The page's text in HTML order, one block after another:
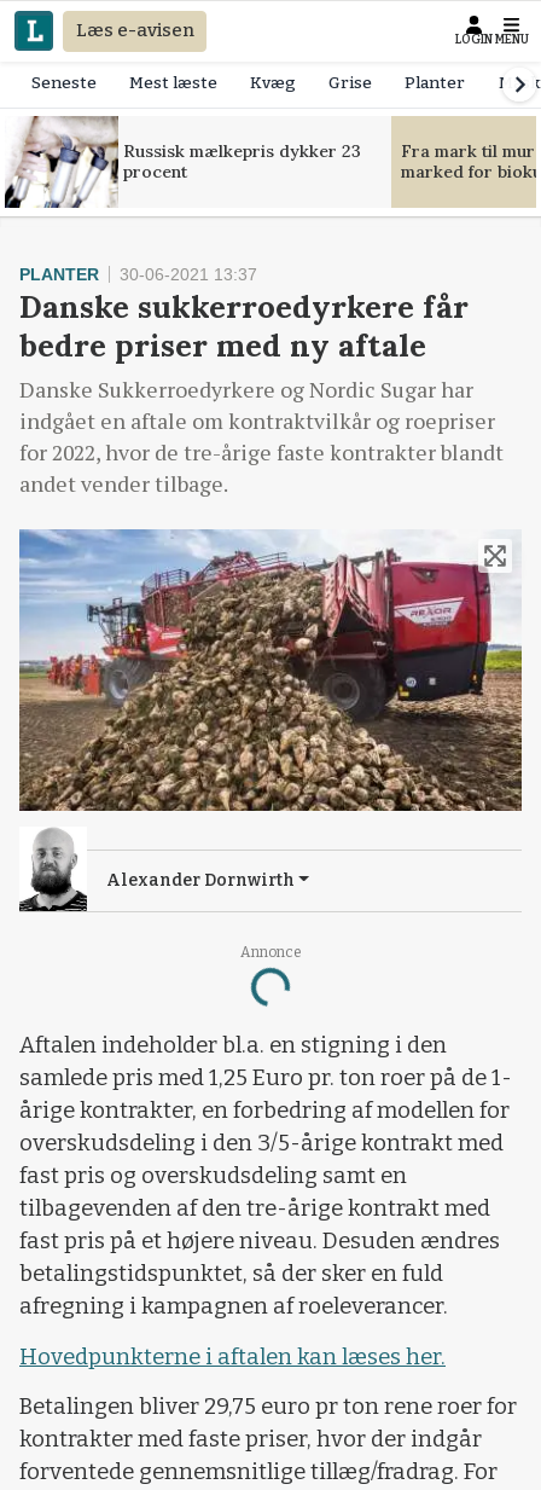
Læs e-avisen LOGIN MENU
Seneste Mest læste Kvæg Grise Planter
Russisk mælkepris dykker 23
procent
Fra mark til
marked for
Annonce
Loading...
PLANTER 30-06-2021 13:37
Danske sukkerroedyrkere får
bedre priser med ny aftale
Danske Sukkerroedyrkere og Nordic Sugar har
indgået en aftale om kontraktvilkår og roepriser
for 2022, hvor de tre-årige faste kontrakter blandt
andet vender tilbage.
Alexander Dornwirth
Aftalen indeholder bl.a. en stigning i den
samlede pris med 1,25 Euro pr. ton roer på de 1-
årige kontrakter, en forbedring af modellen for
overskudsdeling i den 3/5-årige kontrakt med
fast pris og overskudsdeling samt en
tilbagevenden af den tre-årige kontrakt med
fast pris på et højere niveau. Desuden ændres
betalingstidspunktet, så der sker en fuld
afregning i kampagnen af roeleverancer.
Hovedpunkterne i aftalen kan læses her.
Betalingen bliver 29,75 euro pr ton rene roer for
kontrakter med faste priser, hvor der indgår
forventede gennemsnitlige tillæg/fradrag. For